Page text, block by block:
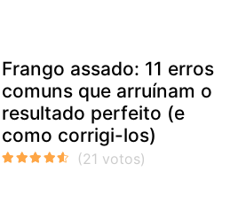
Frango assado: 11 erros
comuns que arruínam o
resultado perfeito (e
como corrigi-los)